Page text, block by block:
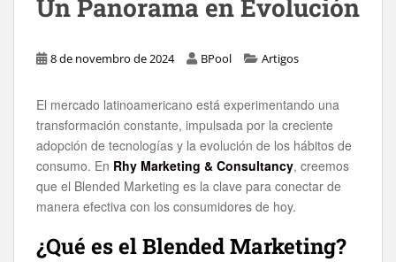
Un Panorama en Evolución
8 de novembro de 2024 BPool Artigos
El mercado latinoamericano está experimentando una
transformación constante, impulsada por la creciente
adopción de tecnologías y la evolución de los hábitos de
consumo. En Rhy Marketing & Consultancy, creemos
que el Blended Marketing es la clave para conectar de
manera efectiva con los consumidores de hoy.
¿Qué es el Blended Marketing?